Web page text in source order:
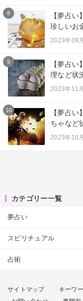
8
【夢占
珍しいお
2023年09
9
【夢占
理など状
2023年11
10
【夢占
ちゃなど
2023年10
カテゴリー一覧
夢占い
スピリチュアル
占術
サイトマップ キーワ